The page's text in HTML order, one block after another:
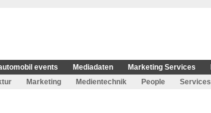
events Mediadaten Marketing Services
Marketing Medientechnik People Services